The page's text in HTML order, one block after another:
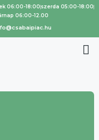
06:00-18:00szerda 05:00-18:00
06:00-12.00